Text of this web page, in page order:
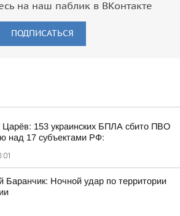
на наш паблик в ВКонтакте
ПОДПИСАТЬСЯ
Царёв: 153 украинских БПЛА сбито ПВО
над 17 субъектами РФ:
Баранчик: Ночной удар по территории